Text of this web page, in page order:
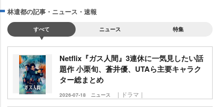
林遣都の記事・ニュース・速報
すべて ニュース 特集
Netflix『ガス人間』3連休に一気見したい話
題作 小栗旬、蒼井優、UTAら主要キャラク
ター総まとめ
2026-07-18 ニュース ｜ドラマ｜